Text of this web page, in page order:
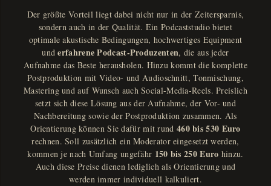
Der größte Vorteil liegt dabei nicht nur in der Zeitersparnis,
sondern auch in der Qualität. Ein Podcaststudio bietet
optimale akustische Bedingungen, hochwertiges Equipment
underfahrene Podcast-Produzenten, die aus jeder
Aufnahme das Beste herausholen. Hinzu kommt die komplette
Postproduktion mit Video- und Audioschnitt, Tonmischung,
Mastering und auf Wunsch auch Social-Media-Reels. Preislich
setzt sich diese Lösung aus der Aufnahme, der Vor- und
Nachbereitung sowie der Postproduktion zusammen. Als
Orientierung können Sie dafür mit rund 460 bis 530 Euro
rechnen. Soll zusätzlich ein Moderator eingesetzt werden,
kommen je nach Umfang ungefähr 150 bis 250 Euro hinzu.
Auch diese Preise dienen lediglich als Orientierung und
werden immer individuell kalkuliert.